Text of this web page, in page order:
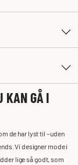
KAN GÅ I
de har lyst til – uden
Vi designer mode i
lige så godt, som